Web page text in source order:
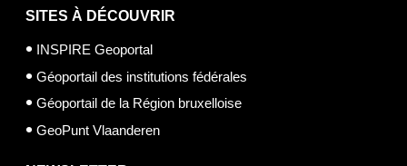
SITES À DÉCOUVRIR
INSPIRE Geoportal
Géoportail des institutions fédérales
Géoportail de la Région bruxelloise
GeoPunt Vlaanderen